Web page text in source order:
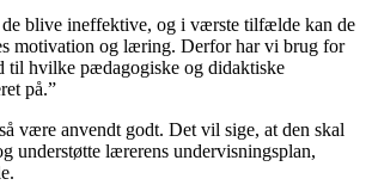
blive ineffektive, og i værste tilfælde kan de
motivation og læring. Derfor har vi brug for
til hvilke pædagogiske og didaktiske
på.”
være anvendt godt. Det vil sige, at den skal
understøtte lærerens undervisningsplan,